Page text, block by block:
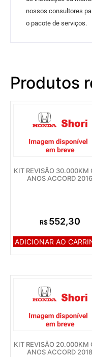
nossos consultores
o pacote de serviços.
Produtos
KIT REVISÃO 30.000KM
ANOS ACCORD 2016
R$ 552,30
ADICIONAR AO
KIT REVISÃO 20.000KM
ANOS ACCORD 2018